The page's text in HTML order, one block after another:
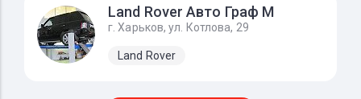
Land Rover Авто Граф М
г. Харьков, ул. Котлова, 29
Land Rover